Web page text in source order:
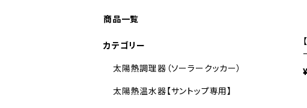
商品一覧
カテゴリー
太陽熱調理器（ソーラークッカー）
太陽熱温水器【サントップ専用】